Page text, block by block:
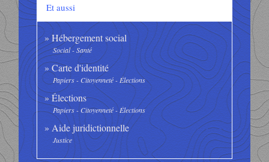
Et aussi
Hébergement social
Social - Santé
Carte d'identité
Papiers - Citoyenneté - Élections
Élections
Papiers - Citoyenneté - Élections
Aide juridictionnelle
Justice